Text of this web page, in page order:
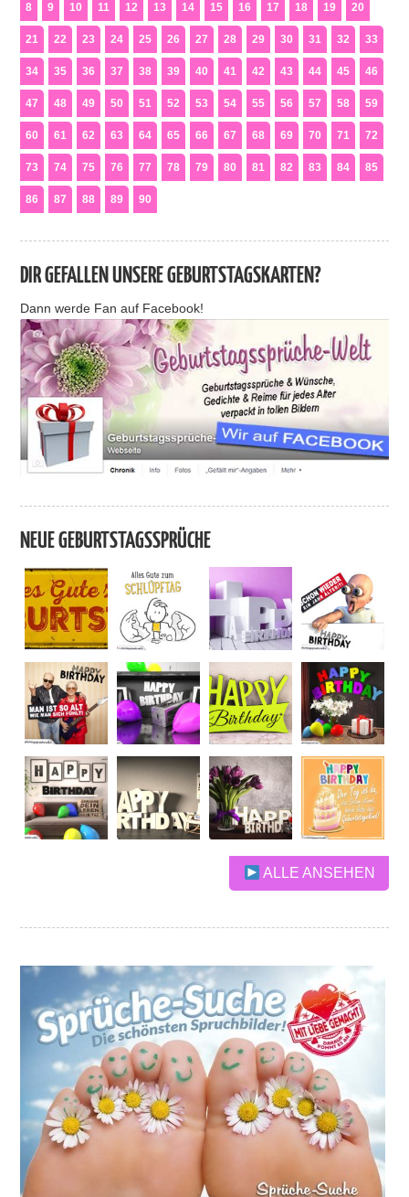
8 9 10 11 12 13 14 15 16 17 18 19 20
21 22 23 24 25 26 27 28 29 30 31 32 33
34 35 36 37 38 39 40 41 42 43 44 45 46
47 48 49 50 51 52 53 54 55 56 57 58 59
60 61 62 63 64 65 66 67 68 69 70 71 72
73 74 75 76 77 78 79 80 81 82 83 84 85
86 87 88 89 90
DIR GEFALLEN UNSERE GEBURTSTAGSKARTEN?
Dann werde Fan auf Facebook!
NEUE GEBURTSTAGSSPRÜCHE
ALLE ANSEHEN